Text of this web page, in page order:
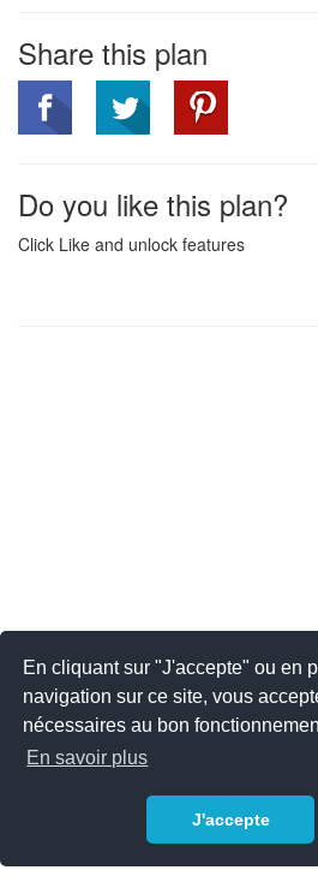
En cliquant sur "J'accepte" ou en
navigation sur ce site, vous
nécessaires au bon
En savoir plus
J'accepte
Share this plan
Do you like this plan?
Click Like and unlock features
2026 © JSYS |